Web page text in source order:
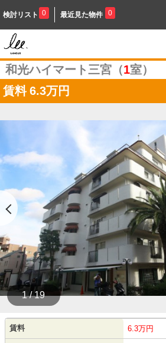
検討リスト 0 最近見た物件 0
和光ハイマート三宮（1室）
賃料 6.3万円
1 / 19
賃料 6.3万円